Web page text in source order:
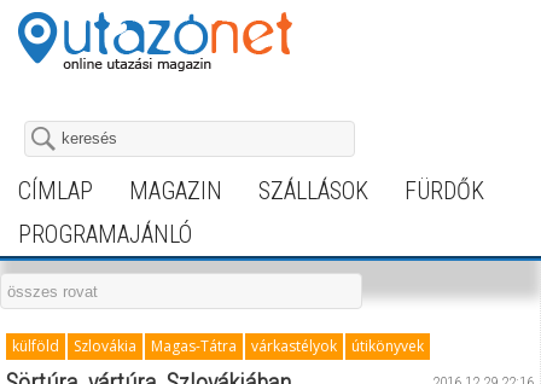
CÍMLAP MAGAZIN SZÁLLÁSOK
FÜRDŐK
PROGRAMAJÁNLÓ
külföld Szlovákia Magas-Tátra várkastélyok útikönyvek